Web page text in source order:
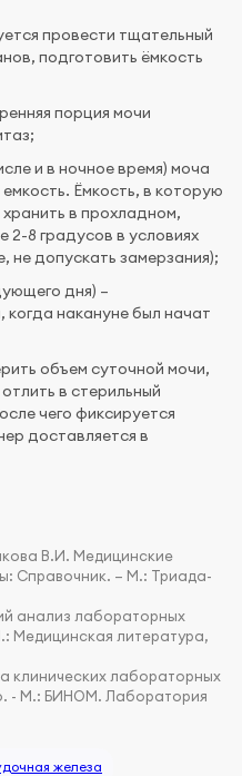
провести тщательный
подготовить ёмкость
порция мочи
и в ночное время) моча
Ёмкость, в которую
в прохладном,
2-8 градусов в условиях
не допускать замерзания);
дня) –
накануне был начат
объем суточной мочи,
в стерильный
чего фиксируется
доставляется в
В.И. Медицинские
Справочник. – М.: Триада-
анализ лабораторных
Медицинская литература,
клинических лабораторных
- М.: БИНОМ. Лаборатория
железа